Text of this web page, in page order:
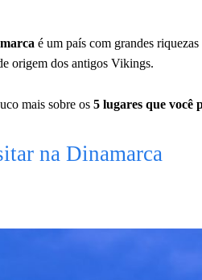
é um país com grandes
origem dos antigos Vikings.
mais sobre os 5 lugares que você
na Dinamarca